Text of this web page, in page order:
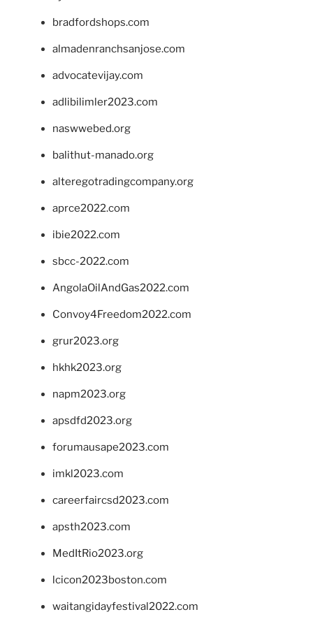
bradfordshops.com
almadenranchsanjose.com
advocatevijay.com
adlibilimler2023.com
naswwebed.org
balithut-manado.org
alteregotradingcompany.org
aprce2022.com
ibie2022.com
sbcc-2022.com
AngolaOilAndGas2022.com
Convoy4Freedom2022.com
grur2023.org
hkhk2023.org
napm2023.org
apsdfd2023.org
forumausape2023.com
imkl2023.com
careerfaircsd2023.com
apsth2023.com
MedItRio2023.org
lcicon2023boston.com
waitangidayfestival2022.com